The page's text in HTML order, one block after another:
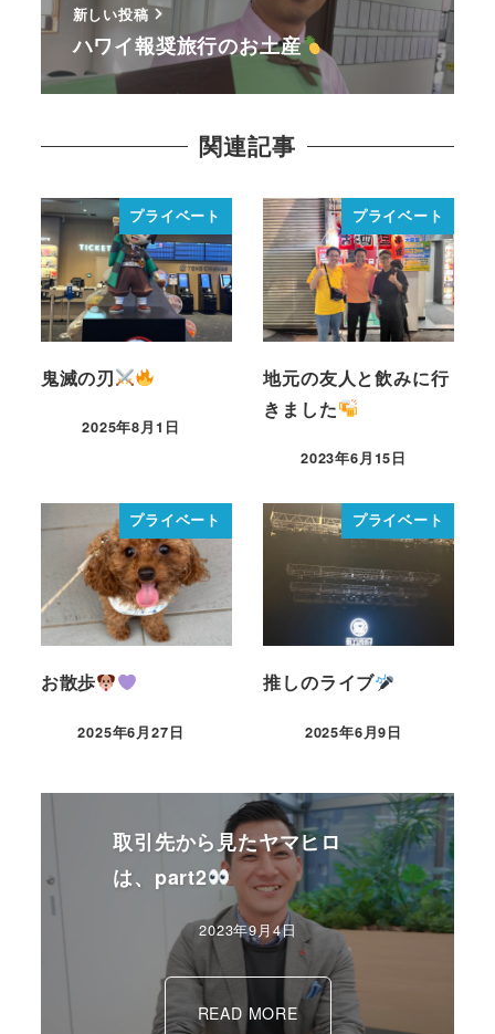
新しい投稿
ハワイ報奨旅行のお土産
関連記事
プライベート
鬼滅の刃
2025年8月1日
プライベート
地元の友人と飲みに行
きました
2023年6月15日
プライベート
お散歩
2025年6月27日
プライベート
推しのライブ
2025年6月9日
取引先から見たヤマヒロ
は、part2
2023年9月4日
READ MORE